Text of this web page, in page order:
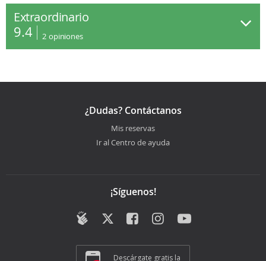
Extraordinario
9.4 2 opiniones
¿Dudas? Contáctanos
Mis reservas
Ir al Centro de ayuda
¡Síguenos!
Descárgate gratis la